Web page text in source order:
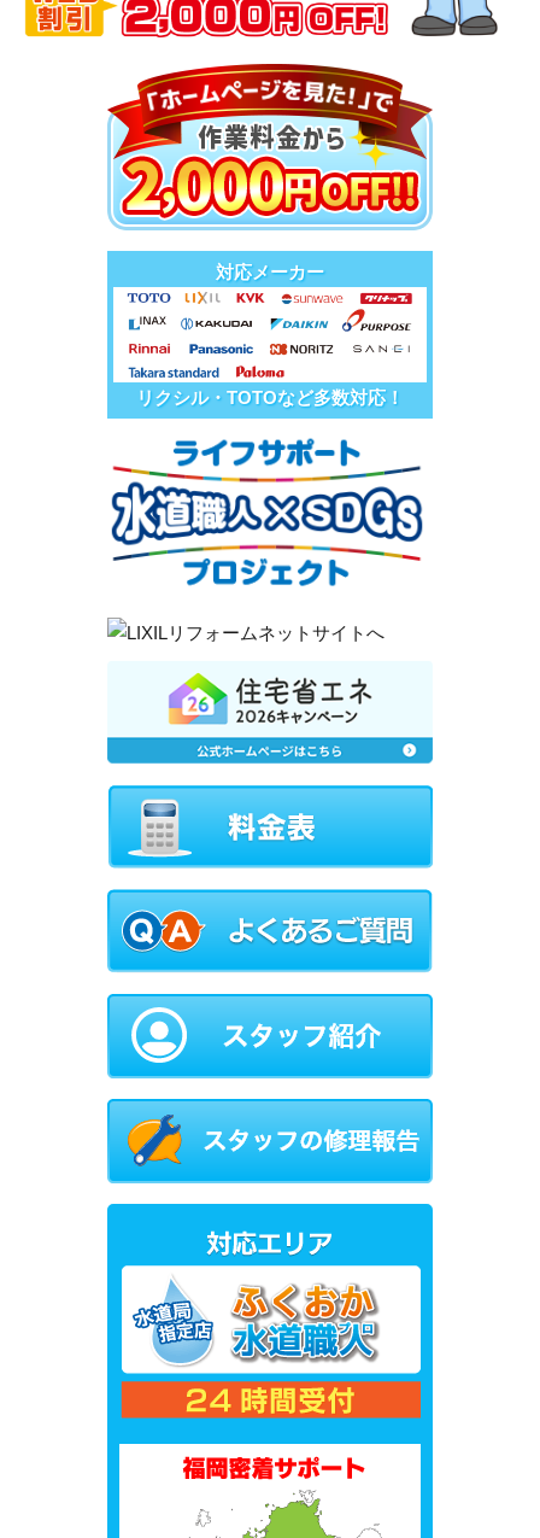
対応メーカー
リクシル・TOTOなど多数対応！